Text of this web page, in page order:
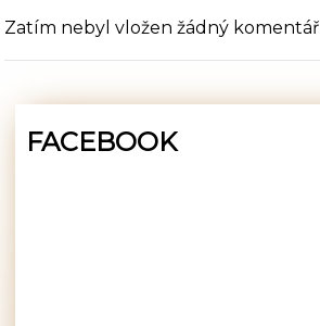
Zatím nebyl vložen žádný komentář
FACEBOOK